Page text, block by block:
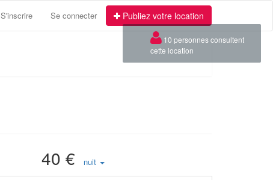
S'inscrire Se connecter Publiez votre location
40 € nuit